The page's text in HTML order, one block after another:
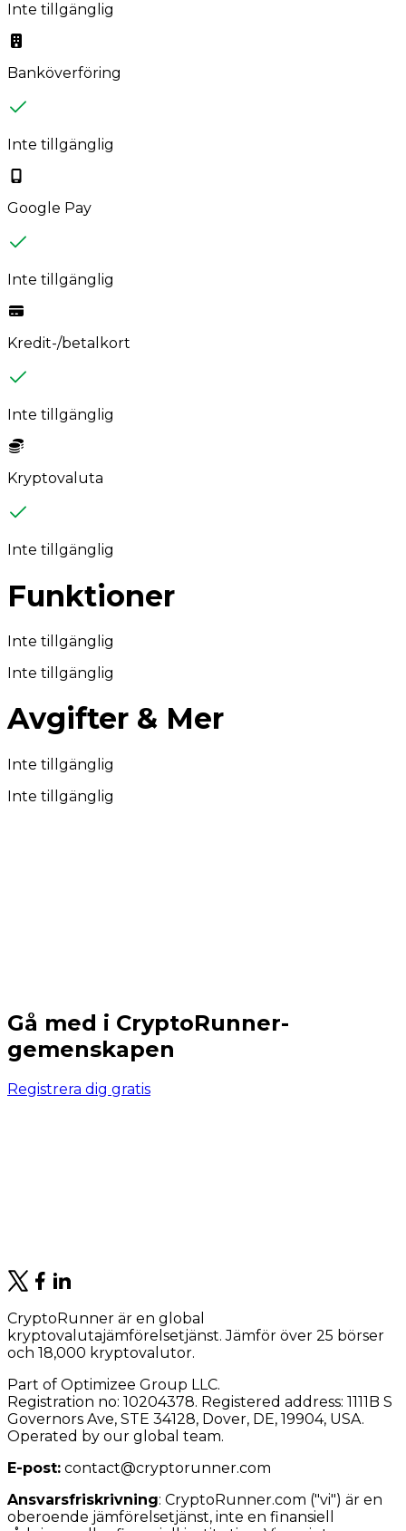
Inte tillgänglig
Banköverföring
Inte tillgänglig
Google Pay
Inte tillgänglig
Kredit-/betalkort
Inte tillgänglig
Kryptovaluta
Inte tillgänglig
Funktioner
Inte tillgänglig
Inte tillgänglig
Avgifter & Mer
Inte tillgänglig
Inte tillgänglig
Gå med i CryptoRunner-
gemenskapen
Registrera dig gratis
CryptoRunner är en global
kryptovalutajämförelsetjänst. Jämför över 25 börser
och 18,000 kryptovalutor.
Part of Optimizee Group LLC.
Registration no: 10204378. Registered address: 1111B S
Governors Ave, STE 34128, Dover, DE, 19904, USA.
Operated by our global team.
E-post: contact@cryptorunner.com
Ansvarsfriskrivning: CryptoRunner.com ("vi") är en
oberoende jämförelsetjänst, inte en finansiell